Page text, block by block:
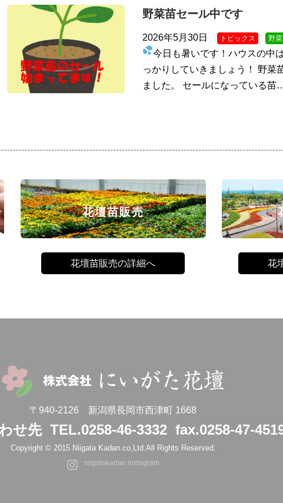
野菜苗セール中です
2026年5月30日 トピックス 野
今日も暑いです！ハウスの中
っかりしていきましょう！ 野菜
ました。 セールになっている
花壇苗販売
花壇苗販売の詳細へ 花
〒940-2126 新潟県長岡市西津町 1668
せ先 TEL.0258-46-3332 fax.0258-47-
Copyright © 2015 Niigata Kadan.co,Ltd.All Rights Reserved.
niigatakadan instagram